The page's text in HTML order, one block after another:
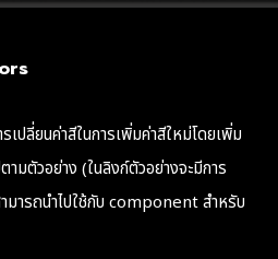
เปลี่ยนค่าสีในการเพิ่มค่าสีใหม่โดยเพิ่ม
มตัวอย่าง (ในลิงก์ตัวอย่างจะมีการ
ารถนำไปใช้กับ component สำหรับ